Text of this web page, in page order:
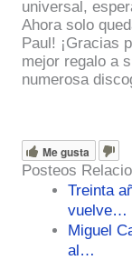
universal,
Ahora solo
Paul! ¡Gracias
mejor regalo a
numerosa
Me gusta
Posteos
Treinta
vuelve…
Miguel
al…